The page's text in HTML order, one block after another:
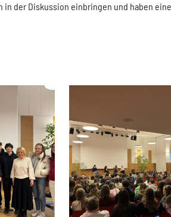
der Diskussion einbringen und haben